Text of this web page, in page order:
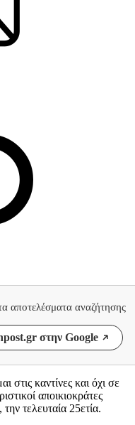
αποτελέσματα αναζήτησης
στην Google
στις καντίνες και όχι σε
αποικιοκράτες
τελευταία 25ετία.